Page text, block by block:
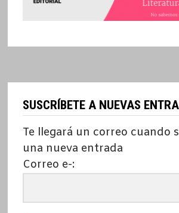
SUSCRÍBETE A NUEVAS
Te llegará un correo cuando
una nueva entrada
Correo e-: